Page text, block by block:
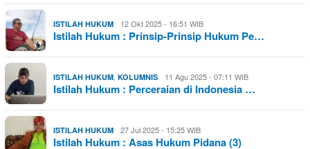
ISTILAH HUKUM 12 Okt 2025 - 16:51 WIB
Istilah Hukum : Prinsip-Prinsip Hukum Pe…
ISTILAH HUKUM KOLUMNIS 11 Agu 2025 - 07:11 WIB
Istilah Hukum : Perceraian di Indonesia …
ISTILAH HUKUM 27 Jul 2025 - 15:25 WIB
Istilah Hukum : Asas Hukum Pidana (3)